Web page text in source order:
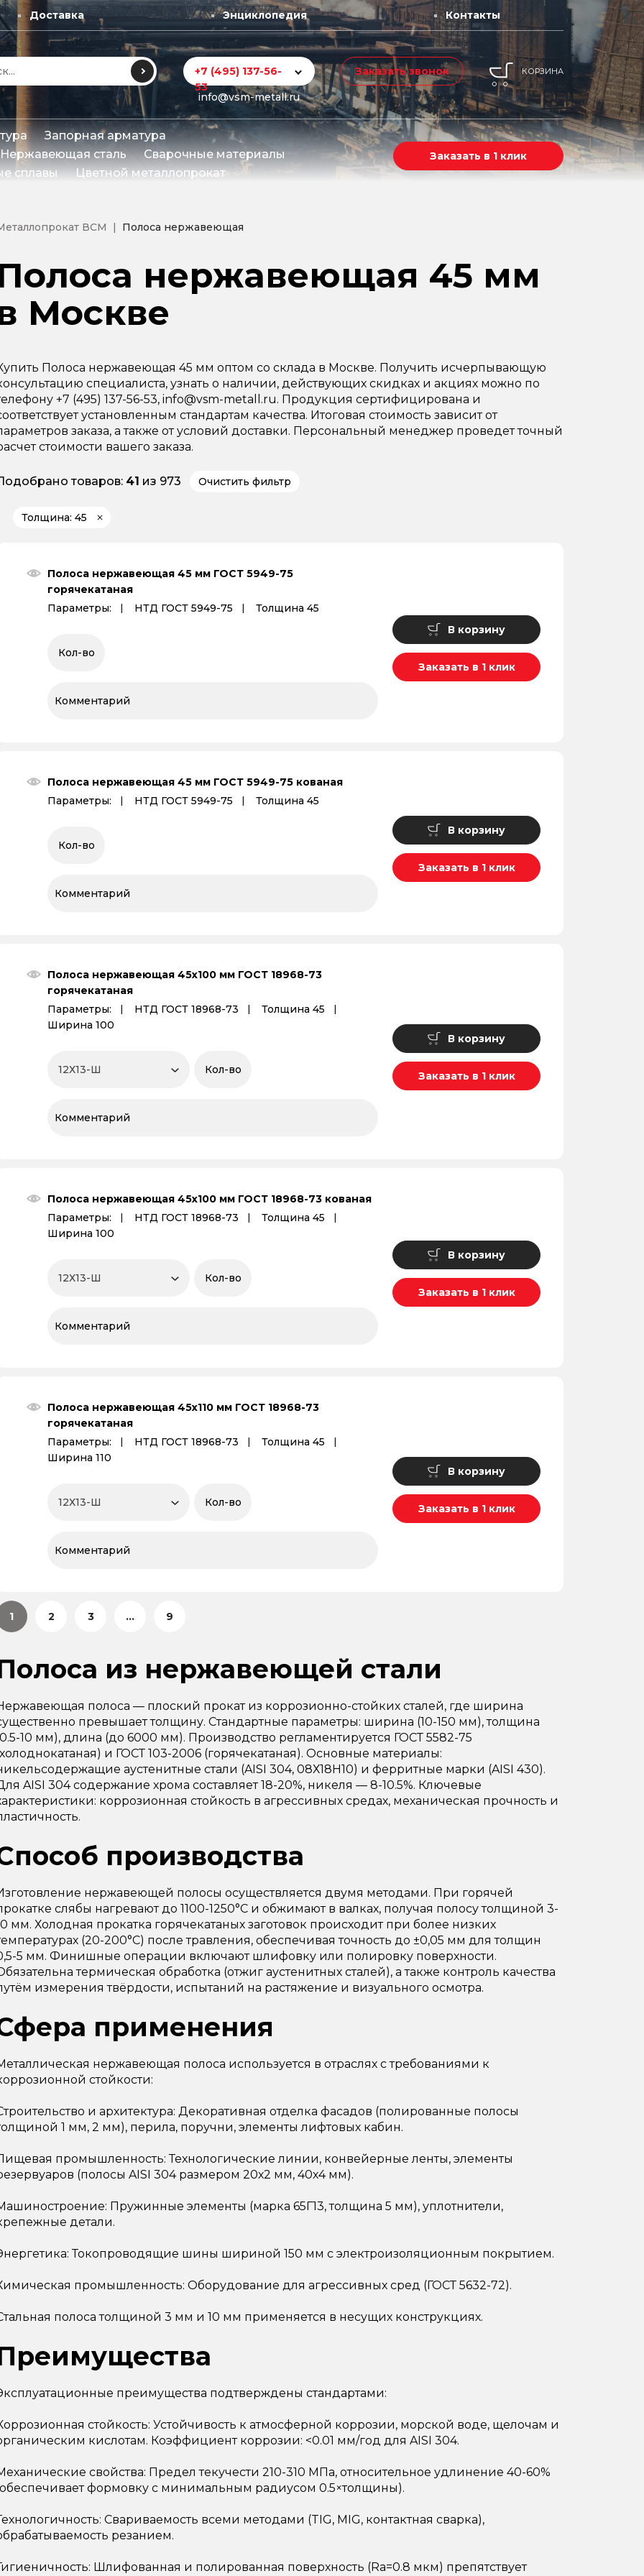
Доставка Энциклопедия Контакты
+7 (495) 137-56-
53
info@vsm-metall.ru
Заказать звонок КОРЗИНА
Запорная арматура
Нержавеющая сталь
Сварочные материалы
сплавы Цветной металлопрокат
Заказать в 1 клик
ВСМ Полоса нержавеющая
нержавеющая 45 мм
Москве
Полоса нержавеющая 45 мм оптом со склада в Москве. Получить исчерпывающую
специалиста, узнать о наличии, действующих скидках и акциях можно по
+7 (495) 137-56-53, info@vsm-metall.ru. Продукция сертифицирована и
установленным стандартам качества. Итоговая стоимость зависит от
заказа, а также от условий доставки. Персональный менеджер проведет точный
стоимости вашего заказа.
товаров: 41 из 973 Очистить фильтр
Толщина: 45
Полоса нержавеющая 45 мм ГОСТ 5949-75
горячекатаная
Параметры:
НТД ГОСТ 5949-75
Толщина 45
В корзину
Заказать в 1 клик
Полоса нержавеющая 45 мм ГОСТ 5949-75 кованая
Параметры:
НТД ГОСТ 5949-75 Толщина 45
В корзину
Заказать в 1 клик
Полоса нержавеющая 45х100 мм ГОСТ 18968-73
горячекатаная
Параметры:
НТД ГОСТ 18968-73
Толщина 45
Ширина 100
В корзину
Заказать в 1 клик
Полоса нержавеющая 45х100 мм ГОСТ 18968-73 кованая
Параметры:
НТД ГОСТ 18968-73
Толщина 45
Ширина 100
В корзину
Заказать в 1 клик
Полоса нержавеющая 45х110 мм ГОСТ 18968-73
горячекатаная
Параметры:
НТД ГОСТ 18968-73
Толщина 45
Ширина 110
В корзину
Заказать в 1 клик
1 2 3 ... 9
из нержавеющей стали
полоса — плоский прокат из коррозионно-стойких сталей, где ширина
превышает толщину. Стандартные параметры: ширина (10-150 мм), толщина
10 мм), длина (до 6000 мм). Производство регламентируется ГОСТ 5582-75
и ГОСТ 103-2006 (горячекатаная). Основные материалы:
аустенитные стали (AISI 304, 08Х18Н10) и ферритные марки (AISI 430).
AISI 304 содержание хрома составляет 18-20%, никеля — 8-10.5%. Ключевые
коррозионная стойкость в агрессивных средах, механическая прочность и
производства
нержавеющей полосы осуществляется двумя методами. При горячей
слябы нагревают до 1100-1250°C и обжимают в валках, получая полосу толщиной 3-
мм. Холодная прокатка горячекатаных заготовок происходит при более низких
(20-200°C) после травления, обеспечивая точность до ±0,05 мм для толщин
5 мм. Финишные операции включают шлифовку или полировку поверхности.
термическая обработка (отжиг аустенитных сталей), а также контроль качества
измерения твёрдости, испытаний на растяжение и визуального осмотра.
применения
нержавеющая полоса используется в отраслях с требованиями к
стойкости:
и архитектура: Декоративная отделка фасадов (полированные полосы
1 мм, 2 мм), перила, поручни, элементы лифтовых кабин.
промышленность: Технологические линии, конвейерные ленты, элементы
(полосы AISI 304 размером 20х2 мм, 40х4 мм).
Пружинные элементы (марка 65Г13, толщина 5 мм), уплотнители,
детали.
Токопроводящие шины шириной 150 мм с электроизоляционным покрытием.
промышленность: Оборудование для агрессивных сред (ГОСТ 5632-72).
полоса толщиной 3 мм и 10 мм применяется в несущих конструкциях.
преимущества подтверждены стандартами:
стойкость: Устойчивость к атмосферной коррозии, морской воде, щелочам и
кислотам. Коэффициент коррозии: <0.01 мм/год для AISI 304.
свойства: Предел текучести 210-310 МПа, относительное удлинение 40-60%
формовку с минимальным радиусом 0.5×толщины).
Свариваемость всеми методами (TIG, MIG, контактная сварка),
резанием.
Шлифованная и полированная поверхность (Ra=0.8 мкм) препятствует